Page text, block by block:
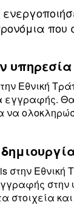
Εθνική
Εθνική
στοιχεία